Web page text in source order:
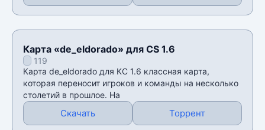
Карта «de_eldorado» для CS 1.6
119
Карта de_eldorado для КС 1.6 классная карта,
которая переносит игроков и команды на несколько
столетий в прошлое. На
Скачать Торрент